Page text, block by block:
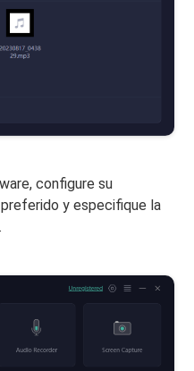
configure su
y especifique la